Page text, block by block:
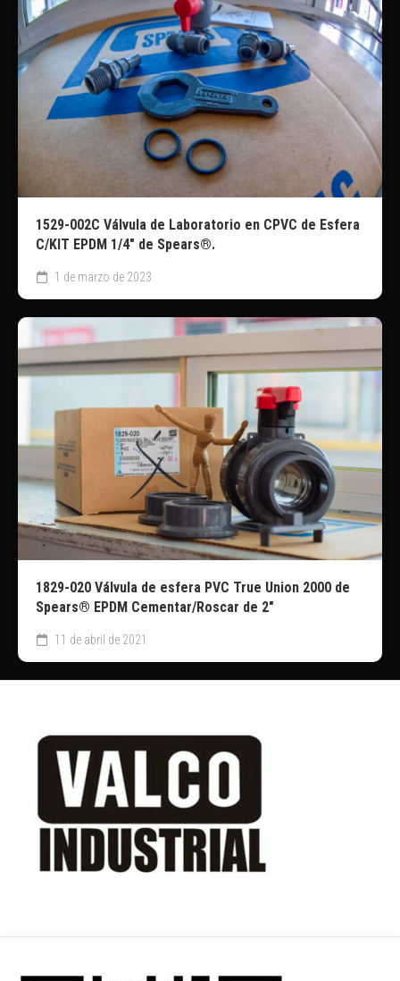
1529-002C Válvula de Laboratorio en CPVC de Esfera
C/KIT EPDM 1/4″ de Spears®.
1 de marzo de 2023
1829-020 Válvula de esfera PVC True Union 2000 de
Spears® EPDM Cementar/Roscar de 2″
11 de abril de 2021